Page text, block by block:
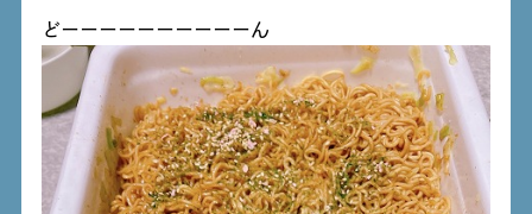
どーーーーーーーーーーん